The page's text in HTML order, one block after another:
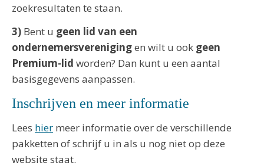
zoekresultaten te staan.
3) Bent u geen lid van een
ondernemersverenigingen wilt u ook geen
Premium-lid worden? Dan kunt u een aantal
basisgegevens aanpassen.
Inschrijven en meer informatie
Lees hier meer informatie over de verschillende
pakketten of schrijf u in als u nog niet op deze
website staat.